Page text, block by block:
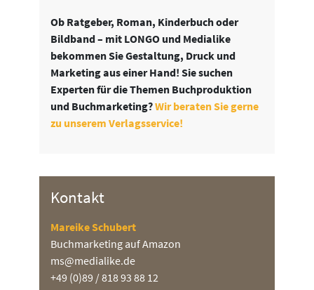
Ob Ratgeber, Roman, Kinderbuch oder
Bildband – mit LONGO und Medialike
bekommen Sie Gestaltung, Druck und
Marketing aus einer Hand! Sie suchen
Experten für die Themen Buchproduktion
und Buchmarketing?Wir beraten Sie gerne
zu unserem Verlagsservice!
Kontakt
Mareike Schubert
Buchmarketing auf Amazon
ms@medialike.de
+49 (0)89 / 818 93 88 12